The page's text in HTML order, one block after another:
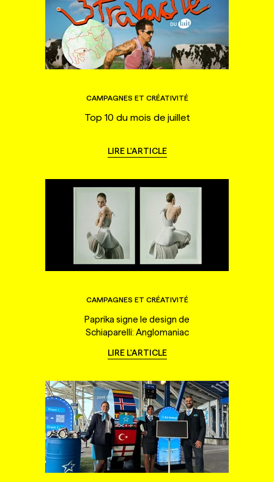
CAMPAGNES ET CRÉATIVITÉ
Top 10 du mois de juillet
LIRE L'ARTICLE
CAMPAGNES ET CRÉATIVITÉ
Paprika signe le design de
Schiaparelli: Anglomaniac
LIRE L'ARTICLE